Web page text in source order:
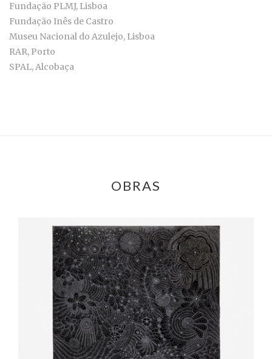
Fundação PLMJ, Lisboa
Fundação Inês de Castro
Museu Nacional do Azulejo, Lisboa
RAR, Porto
SPAL, Alcobaça
OBRAS